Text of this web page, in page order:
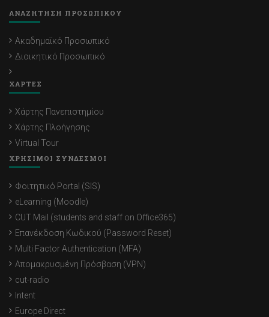
ΑΝΑΖΗΤΗΣΗ ΠΡΟΣΩΠΙΚΟΥ
Ακαδημαϊκό Προσωπικό
Διοικητικό Προσωπικό
ΧΑΡΤΕΣ
Χάρτης Πανεπιστημίου
Χάρτης Πλοήγησης
Virtual Tour
ΧΡΗΣΙΜΟΙ ΣΥΝΔΕΣΜΟΙ
Φοιτητικό Portal (SIS)
eLearning (Moodle)
CUT Mail (students and staff on Office365)
Επανέκδοση Κωδικού (Password Reset)
Multi Factor Authentication (MFA)
Απομακρυσμένη Πρόσβαση (VPN)
cut-radio
Intent
Europe Direct